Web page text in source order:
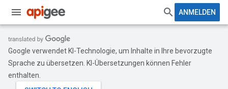
ANMELDEN
Google verwendet KI-Technologie, um Inhalte in Ihre bevorzugte
Sprache zu übersetzen. KI-Übersetzungen können Fehler
enthalten.